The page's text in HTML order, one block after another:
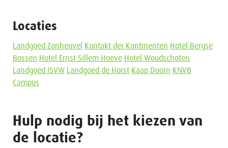
Locaties
Landgoed Zonheuvel Kontakt der Kontinenten Hotel Bergse
Bossen Hotel Ernst Sillem Hoeve Hotel Woudschoten
Landgoed ISVW
Landgoed de Horst Kaap Doorn KNVB
Campus
Hulp nodig bij het kiezen van
de locatie?